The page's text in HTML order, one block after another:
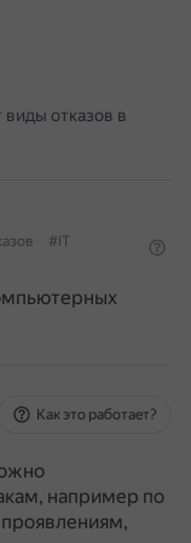
отказов в
#IT
Как это работает?
например по